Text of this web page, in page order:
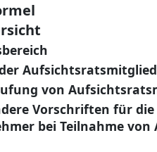
von
Vorschriften für
bei Teilnahme